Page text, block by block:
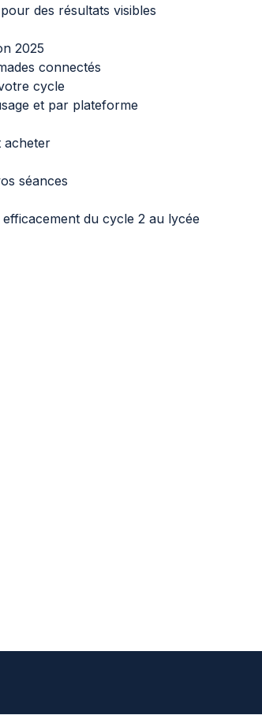
des résultats visibles
2025
connectés
cycle
et par plateforme
acheter
séances
du cycle 2 au lycée